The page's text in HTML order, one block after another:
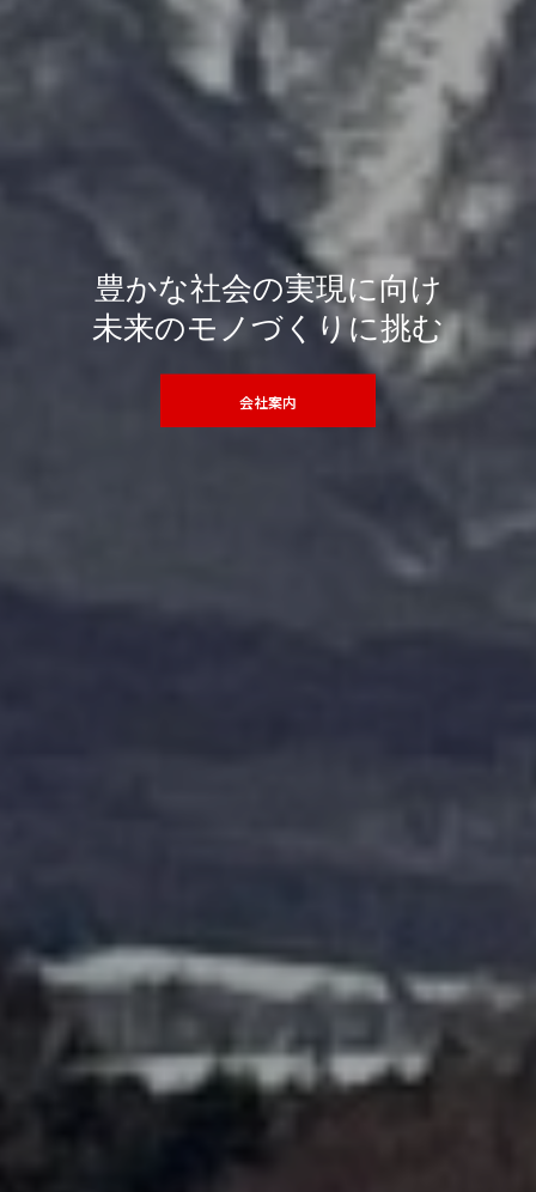
豊かな社会の実現に向け
未来のモノづくりに挑む
会社案内